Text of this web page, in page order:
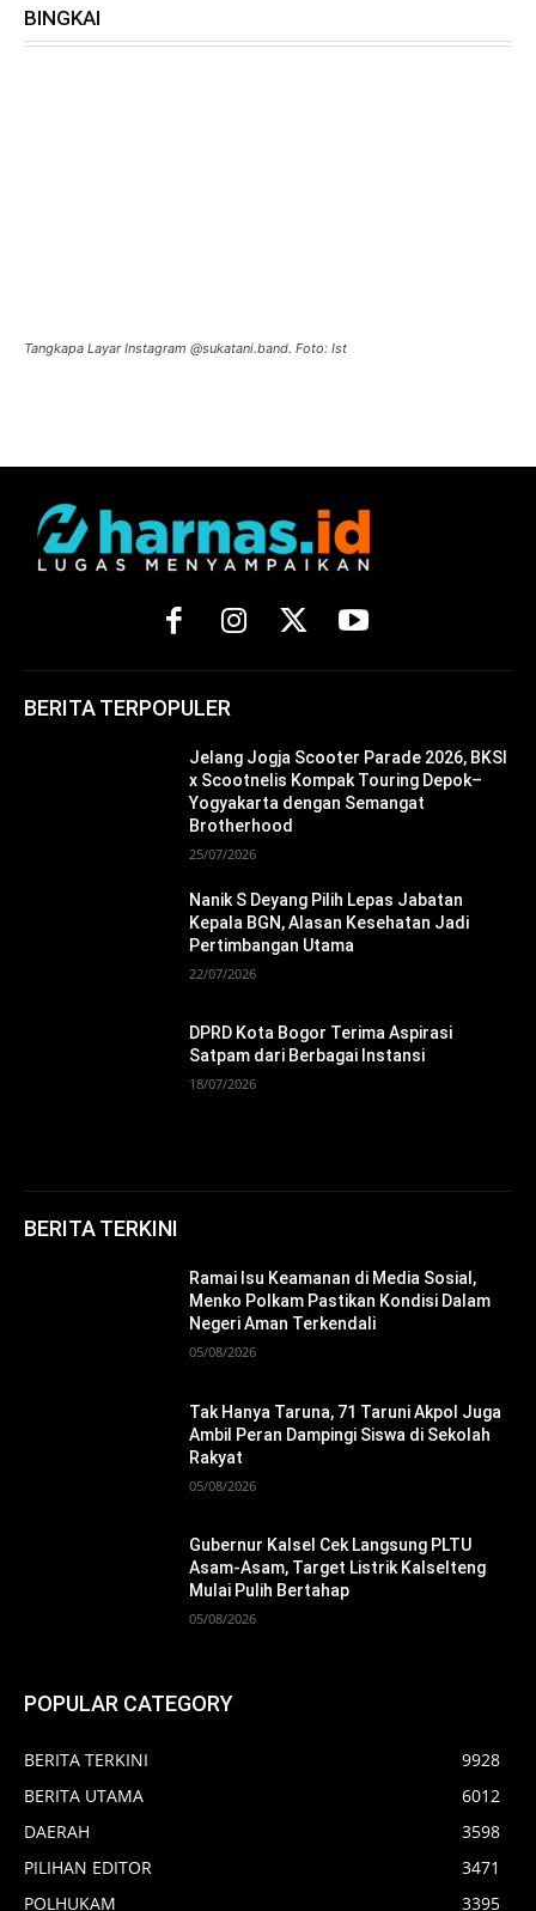
BINGKAI
Tangkapa Layar Instagram @sukatani.band. Foto: Ist
BERITA TERPOPULER
Jelang Jogja Scooter Parade 2026, BKSI
x Scootnelis Kompak Touring Depok–
Yogyakarta dengan Semangat
Brotherhood
25/07/2026
Nanik S Deyang Pilih Lepas Jabatan
Kepala BGN, Alasan Kesehatan Jadi
Pertimbangan Utama
22/07/2026
DPRD Kota Bogor Terima Aspirasi
Satpam dari Berbagai Instansi
18/07/2026
BERITA TERKINI
Ramai Isu Keamanan di Media Sosial,
Menko Polkam Pastikan Kondisi Dalam
Negeri Aman Terkendali
05/08/2026
Tak Hanya Taruna, 71 Taruni Akpol Juga
Ambil Peran Dampingi Siswa di Sekolah
Rakyat
05/08/2026
Gubernur Kalsel Cek Langsung PLTU
Asam-Asam, Target Listrik Kalselteng
Mulai Pulih Bertahap
05/08/2026
POPULAR CATEGORY
BERITA TERKINI
9928
BERITA UTAMA
6012
DAERAH
3598
PILIHAN EDITOR
3471
POLHUKAM
3395